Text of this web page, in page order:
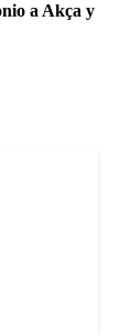
a Akça y